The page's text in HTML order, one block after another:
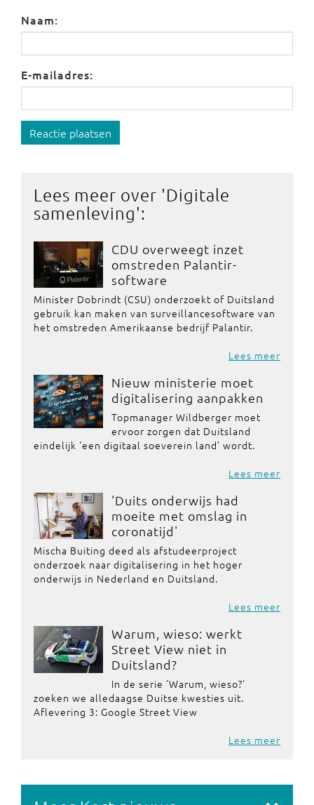
Naam:
E-mailadres:
Reactie plaatsen
Lees meer over 'Digitale
samenleving':
CDU overweegt inzet
omstreden Palantir-
software
Minister Dobrindt (CSU) onderzoekt of Duitsland
gebruik kan maken van surveillancesoftware van
het omstreden Amerikaanse bedrijf Palantir.
Lees meer
Nieuw ministerie moet
digitalisering aanpakken
Topmanager Wildberger moet
ervoor zorgen dat Duitsland
eindelijk ‘een digitaal soeverein land’ wordt.
Lees meer
‘Duits onderwijs had
moeite met omslag in
coronatijd'
Mischa Buiting deed als afstudeerproject
onderzoek naar digitalisering in het hoger
onderwijs in Nederland en Duitsland.
Lees meer
Warum, wieso: werkt
Street View niet in
Duitsland?
In de serie 'Warum, wieso?'
zoeken we alledaagse Duitse kwesties uit.
Aflevering 3: Google Street View
Lees meer